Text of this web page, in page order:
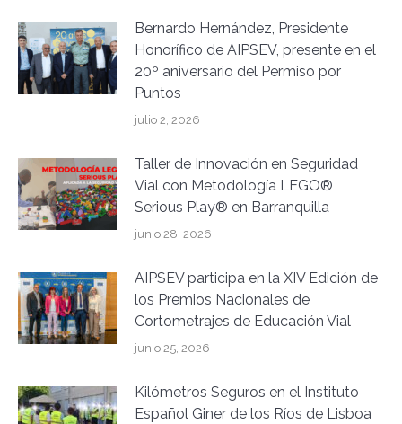
Bernardo Hernández, Presidente
Honorífico de AIPSEV, presente en el
20º aniversario del Permiso por
Puntos
julio 2, 2026
Taller de Innovación en Seguridad
Vial con Metodología LEGO®
Serious Play® en Barranquilla
junio 28, 2026
AIPSEV participa en la XIV Edición de
los Premios Nacionales de
Cortometrajes de Educación Vial
junio 25, 2026
Kilómetros Seguros en el Instituto
Español Giner de los Ríos de Lisboa